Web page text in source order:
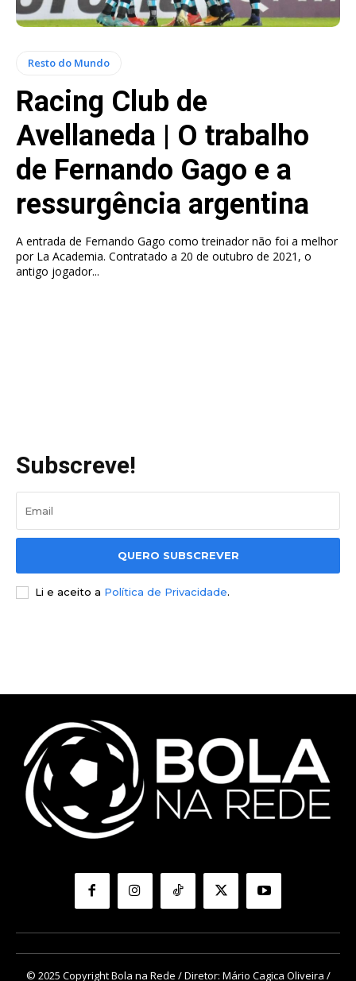
Resto do Mundo
Racing Club de
Avellaneda | O trabalho
de Fernando Gago e a
ressurgência argentina
A entrada de Fernando Gago como treinador não foi a melhor
por La Academia. Contratado a 20 de outubro de 2021, o
antigo jogador...
Subscreve!
QUERO SUBSCREVER
Li e aceito a Política de Privacidade.
© 2025 Copyright Bola na Rede / Diretor: Mário Cagica Oliveira /